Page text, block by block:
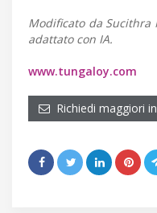
Modificato da
adattato con IA.
www.tungaloy.com
Richiedi maggiori